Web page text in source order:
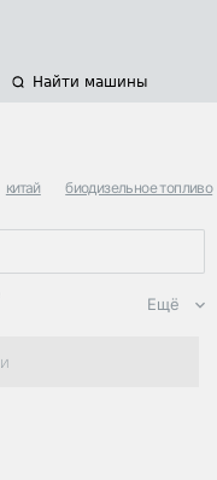
Найти машины
китай биодизельное топливо
Ещё